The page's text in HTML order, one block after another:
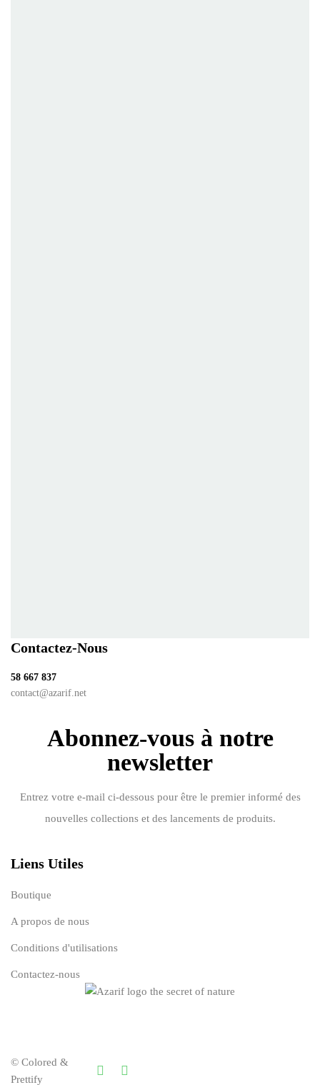
Contactez-Nous
58 667 837
contact@azarif.net
Abonnez-vous à notre
newsletter
Entrez votre e-mail ci-dessous pour être le premier informé des
nouvelles collections et des lancements de produits.
Liens Utiles
Boutique
A propos de nous
Conditions d'utilisations
Contactez-nous
© Colored &
Prettify